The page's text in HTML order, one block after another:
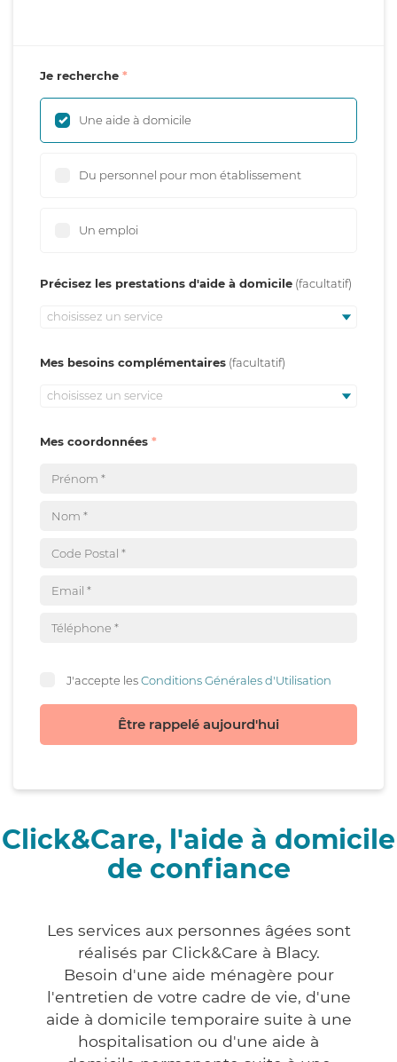
Je recherche
Une aide à domicile
Du personnel pour mon établissement
Un emploi
Précisez les prestations d'aide à domicile
choisissez un service
Mes besoins complémentaires
choisissez un service
Mes coordonnées
J'accepte lesConditions Générales d'Utilisation
Être rappelé aujourd'hui
Click&Care, l'aide à domicile
de confiance
Les services aux personnes âgées sont
réalisés par Click&Care à Blacy.
Besoin d'une aide ménagère pour
l'entretien de votre cadre de vie, d'une
aide à domicile temporaire suite à une
hospitalisation ou d'une aide à